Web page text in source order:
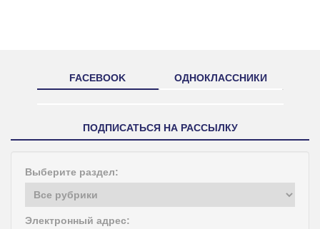
FACEBOOK ОДНОКЛАССНИКИ
ПОДПИСАТЬСЯ НА РАССЫЛКУ
Выберите раздел:
Электронный адрес: